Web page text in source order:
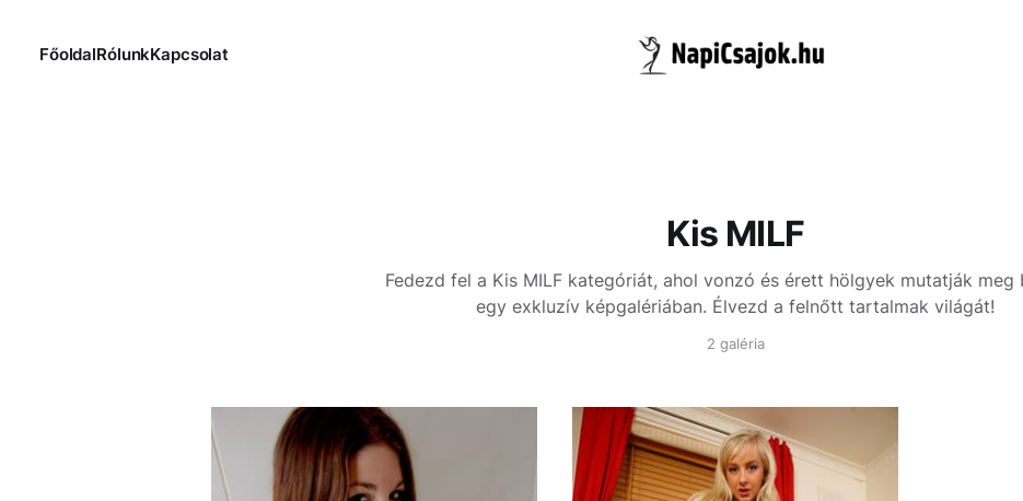
FőoldalRólunkKapcsolat
Kis MILF
Fedezd fel a Kis MILF kategóriát, ahol vonzó és érett hölgyek mutatják meg
egy exkluzív képgalériában. Élvezd a felnőtt tartalmak világát!
2 galéria